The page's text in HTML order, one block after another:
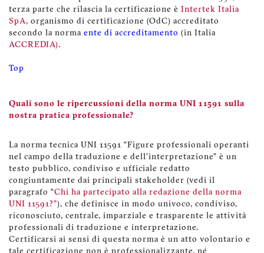
terza parte che rilascia la certificazione è Intertek Italia
SpA, organismo di certificazione (OdC) accreditato
secondo la norma ente di accreditamento (in Italia
ACCREDIA).
Top
Quali sono le ripercussioni della norma UNI 11591 sulla
nostra pratica professionale?
La norma tecnica UNI 11591 “Figure professionali operanti
nel campo della traduzione e dell’interpretazione” è un
testo pubblico, condiviso e ufficiale redatto
congiuntamente dai principali stakeholder (vedi il
paragrafo “Chi ha partecipato alla redazione della norma
UNI 11591?”), che definisce in modo univoco, condiviso,
riconosciuto, centrale, imparziale e trasparente le attività
professionali di traduzione e interpretazione.
Certificarsi ai sensi di questa norma è un atto volontario e